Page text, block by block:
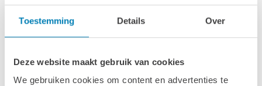
Toestemming Details Over
Deze website maakt gebruik van cookies
We gebruiken cookies om content en advertenties te
480 x 230 cm
500 x 250 cm